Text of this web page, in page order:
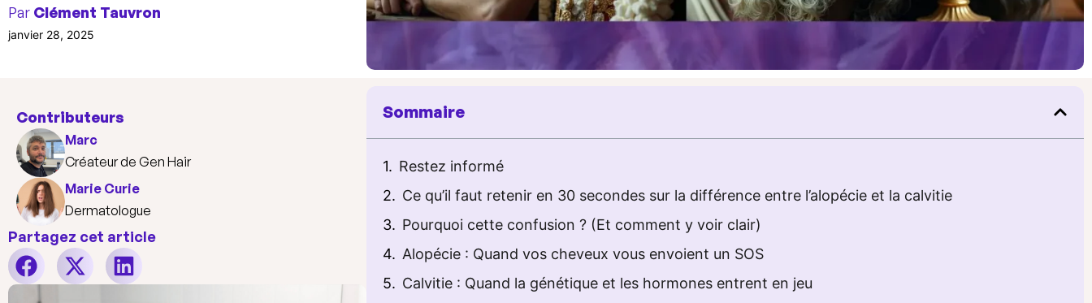
Par Clément Tauvron
janvier 28, 2025
Contributeurs
Marc
Créateur de Gen Hair
Marie Curie
Dermatologue
Partagez cet article
Sommaire
Restez informé
Ce qu’il faut retenir en 30 secondes sur la différence entre l’alopécie et la calvitie
Pourquoi cette confusion ? (Et comment y voir clair)
Alopécie : Quand vos cheveux vous envoient un SOS
Calvitie : Quand la génétique et les hormones entrent en jeu